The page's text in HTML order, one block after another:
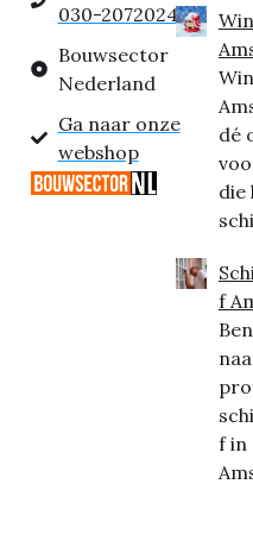
030-2072024
Bouwsector
Nederland
Ga naar onze
webshop
dé
die
f
f in